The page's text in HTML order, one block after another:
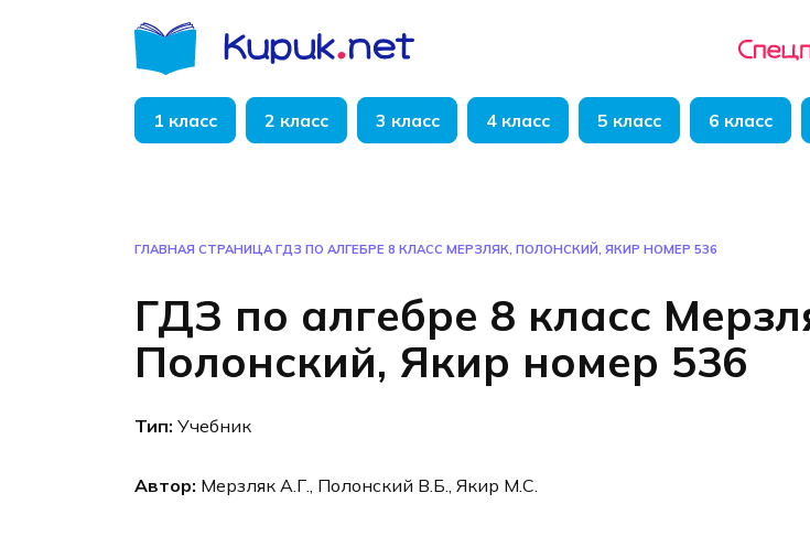
1 класс 2 класс 3 класс 4 класс 5 класс 6 класс
ГЛАВНАЯ СТРАНИЦА ГДЗ ПО АЛГЕБРЕ 8 КЛАСС МЕРЗЛЯК, ПОЛОНСКИЙ, ЯКИР НОМЕР 536
ГДЗ по алгебре 8 класс
Полонский, Якир номер 536
Тип: Учебник
Автор: Мерзляк А.Г., Полонский В.Б., Якир М.С.